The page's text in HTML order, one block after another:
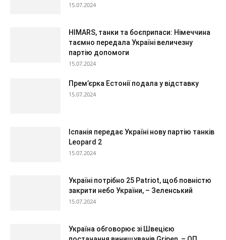
15.07.2024
HIMARS, танки та боєприпаси: Німеччина
таємно передала Україні величезну
партію допомоги
15.07.2024
Прем’єрка Естонії подала у відставку
15.07.2024
Іспанія передає Україні нову партію танків
Leopard 2
15.07.2024
Україні потрібно 25 Patriot, щоб повністю
закрити небо України, – Зеленський
15.07.2024
Україна обговорює зі Швецією